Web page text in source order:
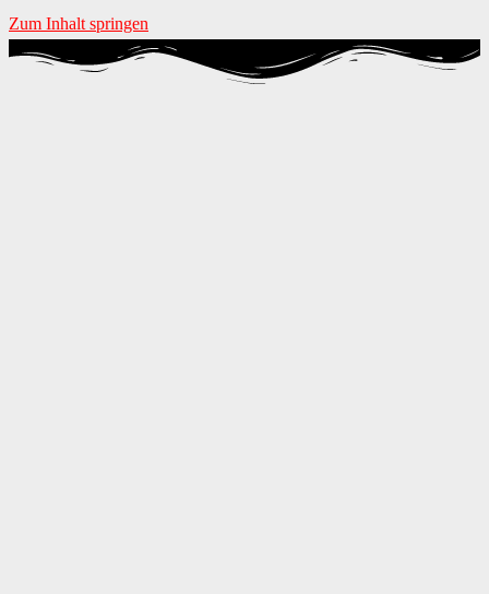
Zum Inhalt springen